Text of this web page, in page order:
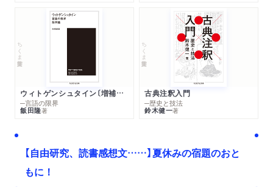
ちくま学芸文庫
ウィトゲンシュタイン〔増補新版〕
─言語の限界
飯田隆著
ちくま学芸文庫
古典注釈入門
─歴史と技法
鈴木健一著
【自由研究、読書感想文……】夏休みの宿題のおと
もに！